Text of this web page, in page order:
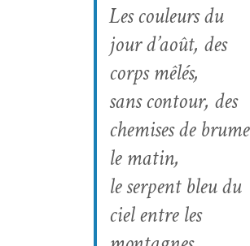
Les couleurs du
jour d’août, des
corps mêlés,
sans con­tour, des
chemis­es de brume
le matin,
le ser­pent bleu du
ciel entre les